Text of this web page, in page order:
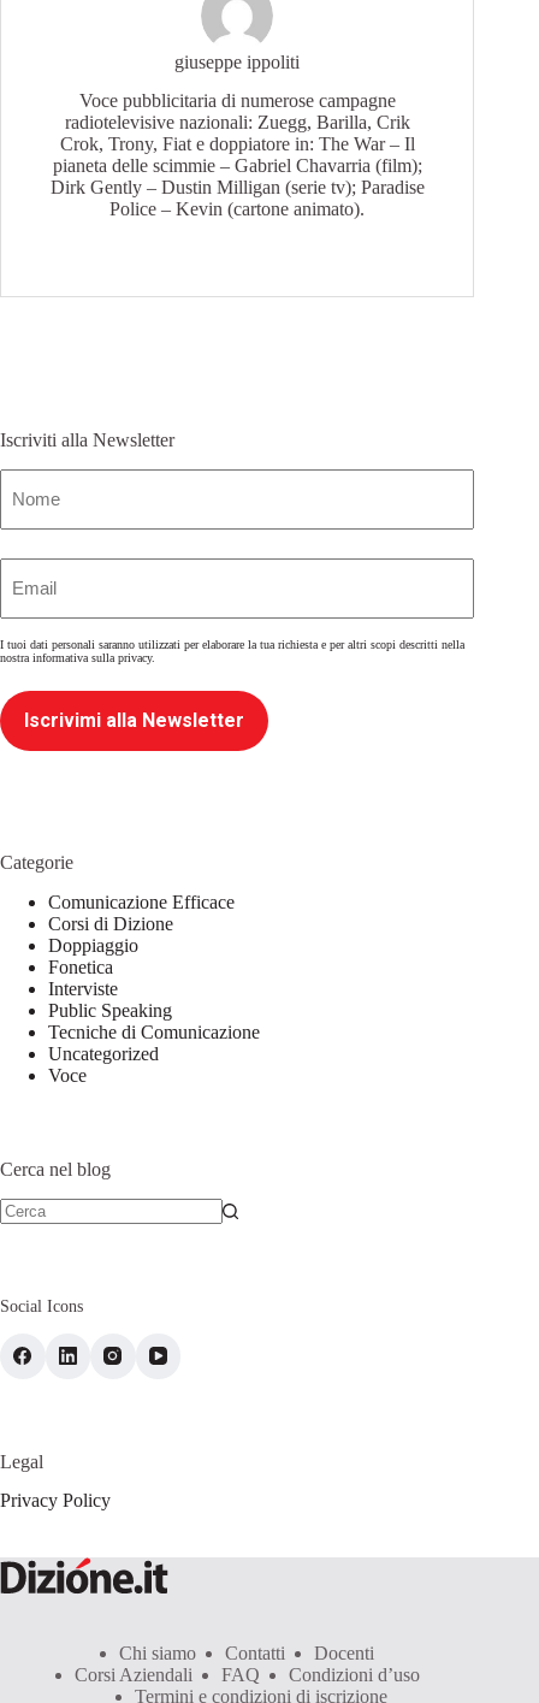
giuseppe ippoliti
Voce pubblicitaria di numerose campagne
radiotelevisive nazionali: Zuegg, Barilla, Crik
Crok, Trony, Fiat e doppiatore in: The War – Il
pianeta delle scimmie – Gabriel Chavarria (film);
Dirk Gently – Dustin Milligan (serie tv); Paradise
Police – Kevin (cartone animato).
Iscriviti alla Newsletter
I tuoi dati personali saranno utilizzati per elaborare la tua richiesta e per altri scopi descritti nella
nostra informativa sulla privacy.
Iscrivimi alla Newsletter
Categorie
Comunicazione Efficace
Corsi di Dizione
Doppiaggio
Fonetica
Interviste
Public Speaking
Tecniche di Comunicazione
Uncategorized
Voce
Cerca nel blog
Social Icons
Legal
Privacy Policy
Chi siamo Contatti
Docenti
Corsi Aziendali
FAQ
Condizioni d’uso
Termini e condizioni di iscrizione